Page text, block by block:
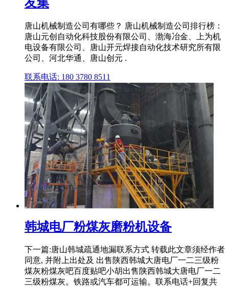
唐山机械制造公司有哪些？ 唐山机械制造公司排行榜：
唐山元创自动化科技股份有限公司、渤海冶金、上为机
电设备有限公司、唐山开元焊接自动化技术研究所有限
公司、河北华通、唐山创元 .
联系电话: 180 3780 8511
韩城电厂粉煤灰磨粉机设备
下一篇:唐山韩城疏通地漏联系方式 转载此文章须经作者
同意, 并附上出处及 出售陕西韩城大唐电厂一二三级粉
煤灰粉煤灰吧百度贴吧小胡出售陕西韩城大唐电厂一二
三级粉煤灰。铁路或汽车都可运输。联系电话+回复共